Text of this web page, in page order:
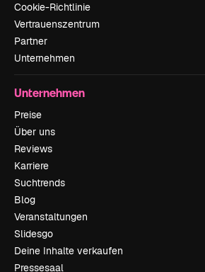
Cookie-Richtlinie
Vertrauenszentrum
Partner
Unternehmen
Unternehmen
Preise
Über uns
Reviews
Karriere
Suchtrends
Blog
Veranstaltungen
Slidesgo
Deine Inhalte verkaufen
Pressesaal